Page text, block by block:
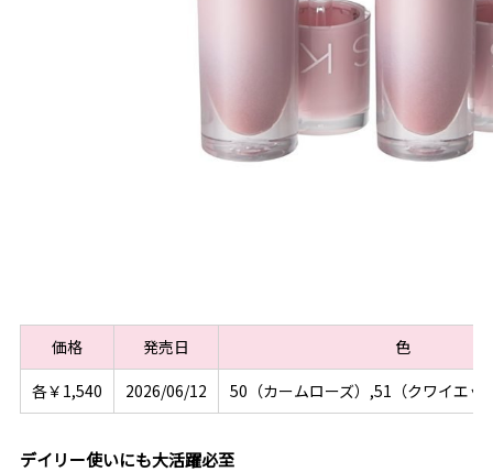
価格 発売日
色
各￥1,540
2026/06/12 50（カームローズ）,51（クワイエッ
デイリー使いにも大活躍必至